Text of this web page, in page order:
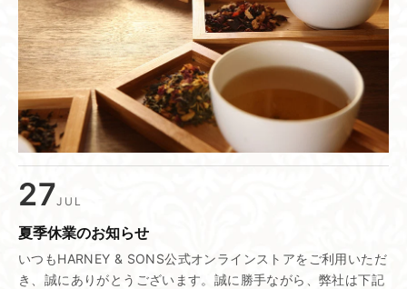
27JUL
夏季休業の​お知らせ
いつもHARNEY & SONS公式オンラインストアをご利用いただ
き、誠にありがとうございます。誠に勝手ながら、弊社は下記